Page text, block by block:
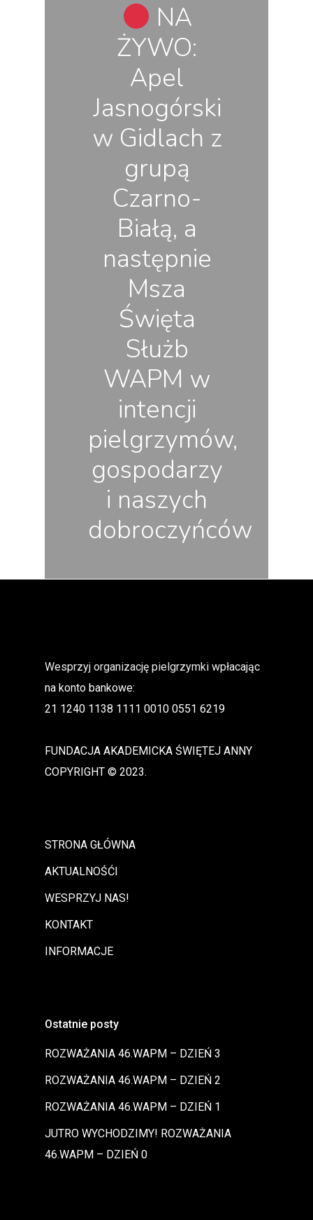
NA
ŻYWO:
Apel
Jasnogórski
w Gidlach z
grupą
Czarno-
Białą, a
następnie
Msza
Święta
Służb
WAPM w
intencji
pielgrzymów,
gospodarzy
i naszych
dobroczyńców
Wesprzyj organizację pielgrzymki wpłacając
na konto bankowe:
21 1240 1138 1111 0010 0551 6219
FUNDACJA AKADEMICKA ŚWIĘTEJ ANNY
COPYRIGHT © 2023.
STRONA GŁÓWNA
AKTUALNOŚĆI
WESPRZYJ NAS!
KONTAKT
INFORMACJE
Ostatnie posty
ROZWAŻANIA 46.WAPM – DZIEŃ 3
ROZWAŻANIA 46.WAPM – DZIEŃ 2
ROZWAŻANIA 46.WAPM – DZIEŃ 1
JUTRO WYCHODZIMY! ROZWAŻANIA
46.WAPM – DZIEŃ 0